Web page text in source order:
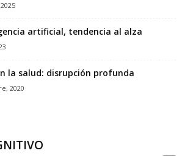
artificial, tendencia al alza
la salud: disrupción profunda
2020